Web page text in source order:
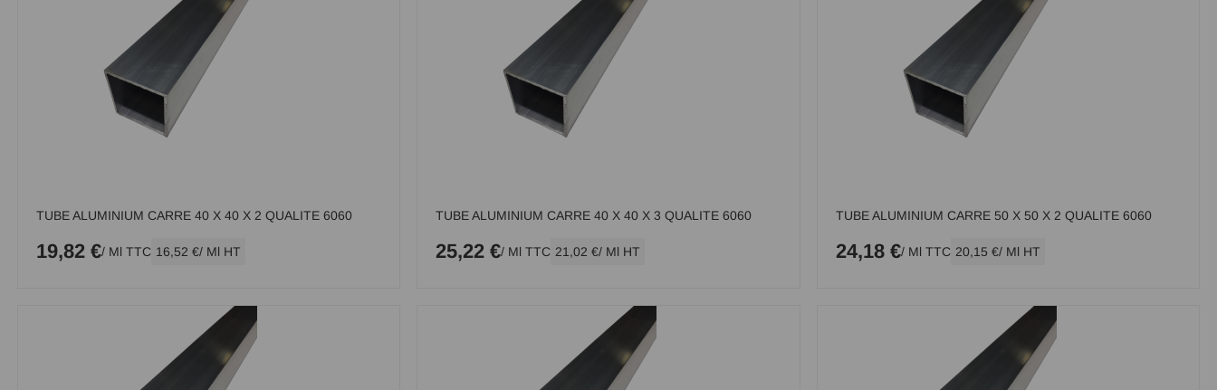
TUBE ALUMINIUM CARRE 40 X 40 X 2 QUALITE 6060
19,82 €/ Ml TTC 16,52 €/ Ml HT
TUBE ALUMINIUM CARRE 40 X 40 X 3 QUALITE 6060
25,22 €/ Ml TTC 21,02 €/ Ml HT
TUBE ALUMINIUM CARRE 50 X 50 X 2 QUALITE 6060
24,18 €/ Ml TTC 20,15 €/ Ml HT